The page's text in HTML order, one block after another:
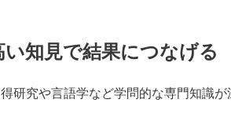
知見で結果につなげる
研究や言語学など学問的な専門知識